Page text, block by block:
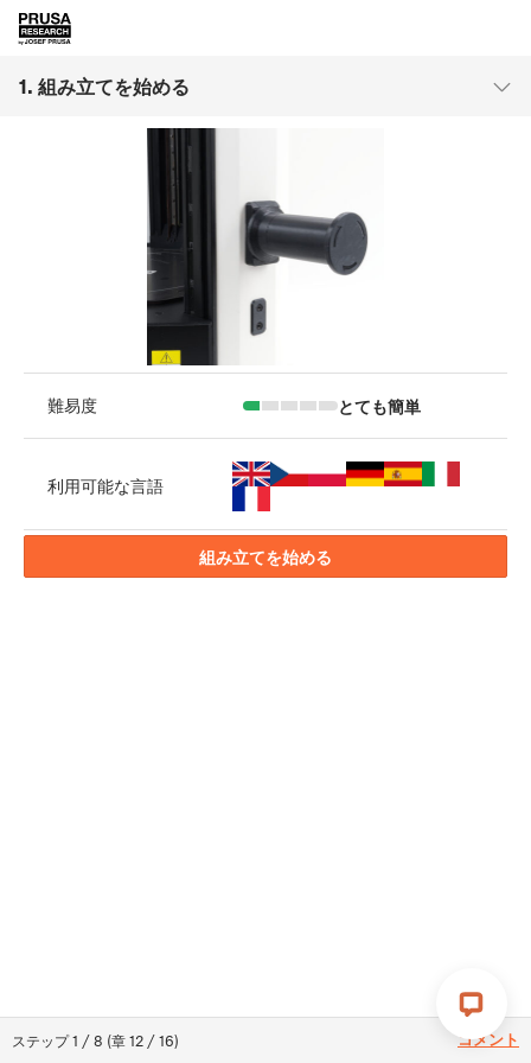
1. 組み立てを始める
ステップ1 /8 (章12 /16) コメント
難易度 とても簡単
利用可能な言語
組み立てを始める